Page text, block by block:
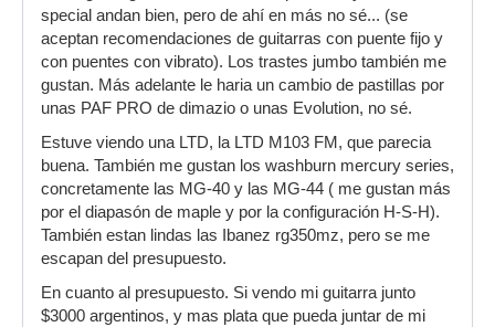
special andan bien, pero de ahí en más no sé... (se
aceptan recomendaciones de guitarras con puente fijo y
con puentes con vibrato). Los trastes jumbo también me
gustan. Más adelante le haria un cambio de pastillas por
unas PAF PRO de dimazio o unas Evolution, no sé.
Estuve viendo una LTD, la LTD M103 FM, que parecia
buena. También me gustan los washburn mercury series,
concretamente las MG-40 y las MG-44 ( me gustan más
por el diapasón de maple y por la configuración H-S-H).
También estan lindas las Ibanez rg350mz, pero se me
escapan del presupuesto.
En cuanto al presupuesto. Si vendo mi guitarra junto
$3000 argentinos, y mas plata que pueda juntar de mi